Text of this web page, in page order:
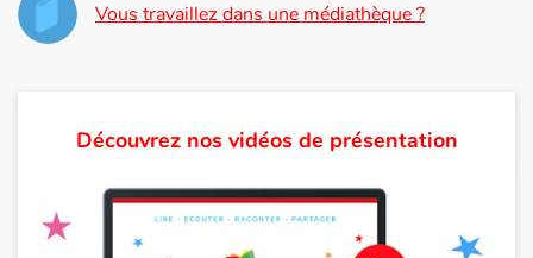
Vous travaillez dans une médiathèque ?
Découvrez nos vidéos de présentation